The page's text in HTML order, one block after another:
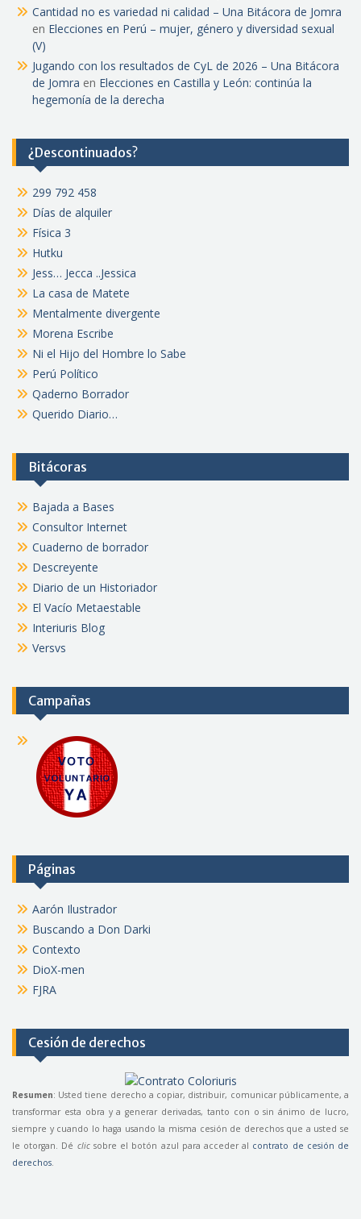
Cantidad no es variedad ni calidad – Una Bitácora de Jomra
en Elecciones en Perú – mujer, género y diversidad sexual
(V)
Jugando con los resultados de CyL de 2026 – Una Bitácora
de Jomra en Elecciones en Castilla y León: continúa la
hegemonía de la derecha
¿Descontinuados?
299 792 458
Días de alquiler
Física 3
Hutku
Jess… Jecca ..Jessica
La casa de Matete
Mentalmente divergente
Morena Escribe
Ni el Hijo del Hombre lo Sabe
Perú Político
Qaderno Borrador
Querido Diario…
Bitácoras
Bajada a Bases
Consultor Internet
Cuaderno de borrador
Descreyente
Diario de un Historiador
El Vacío Metaestable
Interiuris Blog
Versvs
Campañas
Páginas
Aarón Ilustrador
Buscando a Don Darki
Contexto
DioX-men
FJRA
Cesión de derechos
Resumen: Usted tiene derecho a copiar, distribuir, comunicar públicamente, a
transformar esta obra y a generar derivadas, tanto con o sin ánimo de lucro,
siempre y cuando lo haga usando la misma cesión de derechos que a usted se
le otorgan. Dé clicsobre el botón azul para acceder al contrato de cesión de
derechos